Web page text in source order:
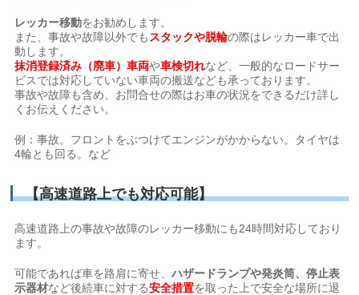
レッカー移動をお勧めします。
また、事故や故障以外でも スタックや脱輪の際はレッカー車で出
動します。
抹消登録済み（廃車）車両や車検切れなど、一般的なロードサー
ビスでは対応していない車両の搬送なども承っております。
事故や故障も含め、お問合せの際はお車の状況をできるだけ詳し
くお伝えください。
例：事故。フロントをぶつけてエンジンがかからない。タイヤは
4輪とも回る。など
【高速道路上でも対応可能】
高速道路上の事故や故障のレッカー移動にも24時間対応しており
ます。
可能であれば車を路肩に寄せ、ハザードランプや発炎筒、停止表
示器材など後続車に対する安全措置を取った上で安全な場所に退